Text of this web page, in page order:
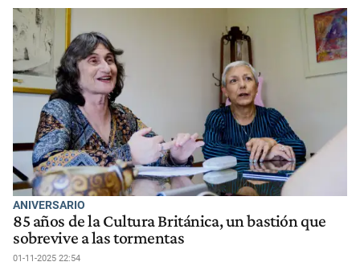
ANIVERSARIO
85 años de la Cultura Británica, un bastión que
sobrevive a las tormentas
01-11-2025 22:54